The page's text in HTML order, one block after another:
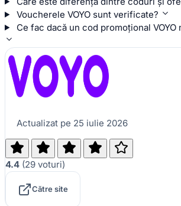
Voucherele VOYO sunt verificate?
Ce fac dacă un cod promoțional
Actualizat pe 25 iulie 2026
4.4 (29 voturi)
Către site